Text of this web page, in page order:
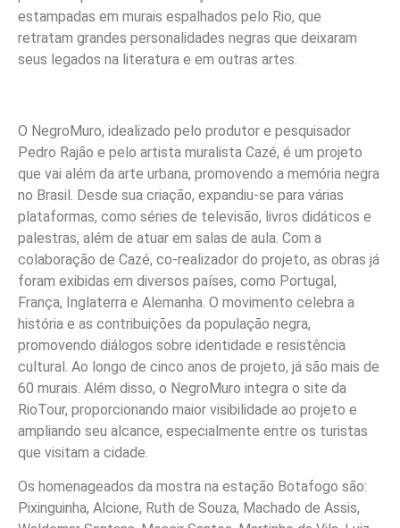
estampadas em murais espalhados pelo Rio, que
retratam grandes personalidades negras que deixaram
seus legados na literatura e em outras artes.
O NegroMuro, idealizado pelo produtor e pesquisador
Pedro Rajão e pelo artista muralista Cazé, é um projeto
que vai além da arte urbana, promovendo a memória negra
no Brasil. Desde sua criação, expandiu-se para várias
plataformas, como séries de televisão, livros didáticos e
palestras, além de atuar em salas de aula. Com a
colaboração de Cazé, co-realizador do projeto, as obras já
foram exibidas em diversos países, como Portugal,
França, Inglaterra e Alemanha. O movimento celebra a
história e as contribuições da população negra,
promovendo diálogos sobre identidade e resistência
cultural. Ao longo de cinco anos de projeto, já são mais de
60 murais. Além disso, o NegroMuro integra o site da
RioTour, proporcionando maior visibilidade ao projeto e
ampliando seu alcance, especialmente entre os turistas
que visitam a cidade.
Os homenageados da mostra na estação Botafogo são:
Pixinguinha, Alcione, Ruth de Souza, Machado de Assis,